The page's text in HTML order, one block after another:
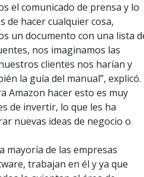
el comunicado de prensa y lo
de hacer cualquier cosa,
un documento con una lista
nos imaginamos las
clientes nos harían y
la guía del manual”, explicó.
Amazon hacer esto es muy
de invertir, lo que les ha
nuevas ideas de negocio o
mayoría de las empresas
trabajan en él y ya que